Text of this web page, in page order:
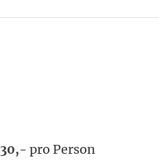
pro Person